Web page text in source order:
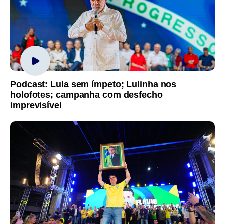
Podcast: Lula sem ímpeto; Lulinha nos
holofotes; campanha com desfecho
imprevisível